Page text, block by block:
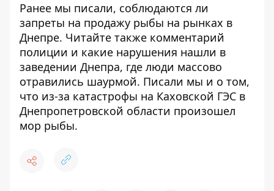
Ранее мы писали, соблюдаются ли
запреты на продажу рыбы на рынках в
Днепре. Читайте также комментарий
полиции и какие нарушения нашли в
заведении Днепра, где люди массово
отравились шаурмой. Писали мы и о том,
что из-за катастрофы на Каховской ГЭС в
Днепропетровской области произошел
мор рыбы.